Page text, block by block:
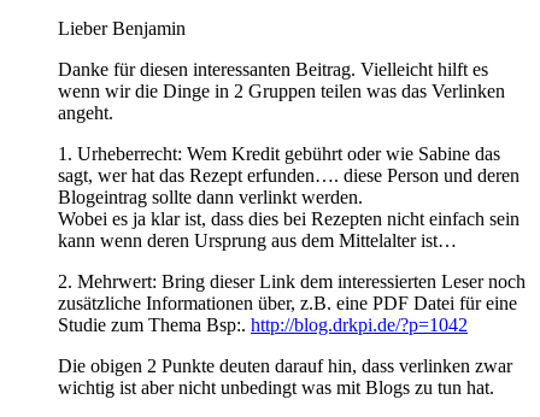
Lieber Benjamin
Danke für diesen interessanten Beitrag. Vielleicht hilft es
wenn wir die Dinge in 2 Gruppen teilen was das Verlinken
angeht.
1. Urheberrecht: Wem Kredit gebührt oder wie Sabine das
sagt, wer hat das Rezept erfunden…. diese Person und deren
Blogeintrag sollte dann verlinkt werden.
Wobei es ja klar ist, dass dies bei Rezepten nicht einfach sein
kann wenn deren Ursprung aus dem Mittelalter ist…
2. Mehrwert: Bring dieser Link dem interessierten Leser noch
zusätzliche Informationen über, z.B. eine PDF Datei für eine
Studie zum Thema Bsp:. http://blog.drkpi.de/?p=1042
Die obigen 2 Punkte deuten darauf hin, dass verlinken zwar
wichtig ist aber nicht unbedingt was mit Blogs zu tun hat.